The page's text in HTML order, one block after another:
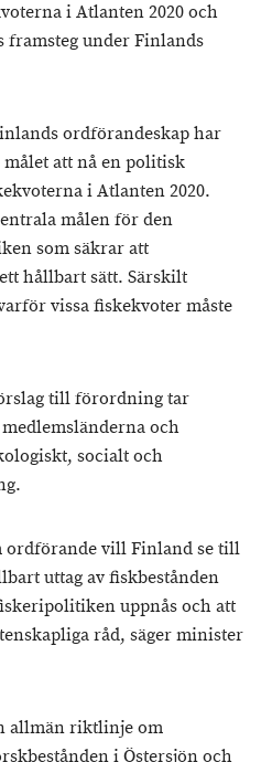
i Atlanten 2020 och
framsteg under Finlands
ordförandeskap har
att nå en politisk
i Atlanten 2020.
målen för den
som säkrar att
hållbart sätt. Särskilt
vissa fiskekvoter måste
till förordning tar
och
socialt och
ordförande vill Finland se till
uttag av fiskbestånden
uppnås och att
råd, säger minister
allmän riktlinje om
i Östersjön och